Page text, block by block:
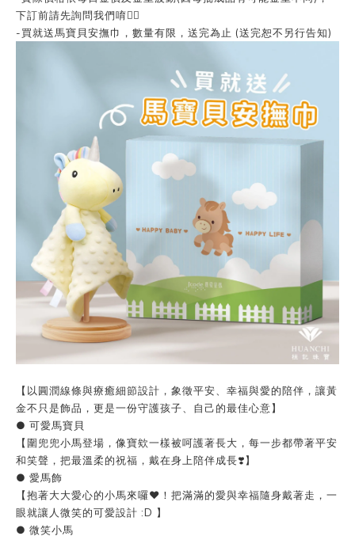
下訂前請先詢問我們唷👍🏻
-買就送馬寶貝安撫巾，數量有限，送完為止 (送完恕不另行告知)
【以圓潤線條與療癒細節設計，象徵平安、幸福與愛的陪伴，讓黃
金不只是飾品，更是一份守護孩子、自己的最佳心意】
● 可愛馬寶貝
【圍兜兜小馬登場，像寶欸一樣被呵護著長大，每一步都帶著平安
和笑聲，把最溫柔的祝福，戴在身上陪伴成長❣️】
● 愛馬飾
【抱著大大愛心的小馬來囉❤️！把滿滿的愛與幸福隨身戴著走，一
眼就讓人微笑的可愛設計 :D 】
● 微笑小馬